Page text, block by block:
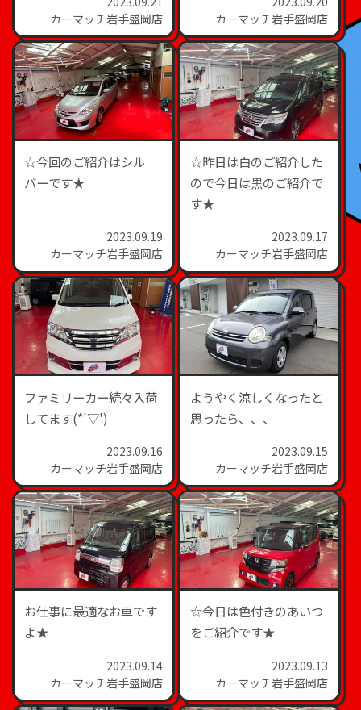
カーマッチ岩手盛岡店
カーマッチ岩手盛岡店
☆今回のご紹介はシル
バーです★
2023.09.19
カーマッチ岩手盛岡店
☆昨日は白のご紹介した
ので今日は黒のご紹介で
す★
2023.09.17
カーマッチ岩手盛岡店
ファミリーカー続々入荷
してます(*'▽')
2023.09.16
カーマッチ岩手盛岡店
ようやく涼しくなったと
思ったら、、、
2023.09.15
カーマッチ岩手盛岡店
お仕事に最適なお車です
よ★
2023.09.14
カーマッチ岩手盛岡店
☆今日は色付きのあいつ
をご紹介です★
2023.09.13
カーマッチ岩手盛岡店